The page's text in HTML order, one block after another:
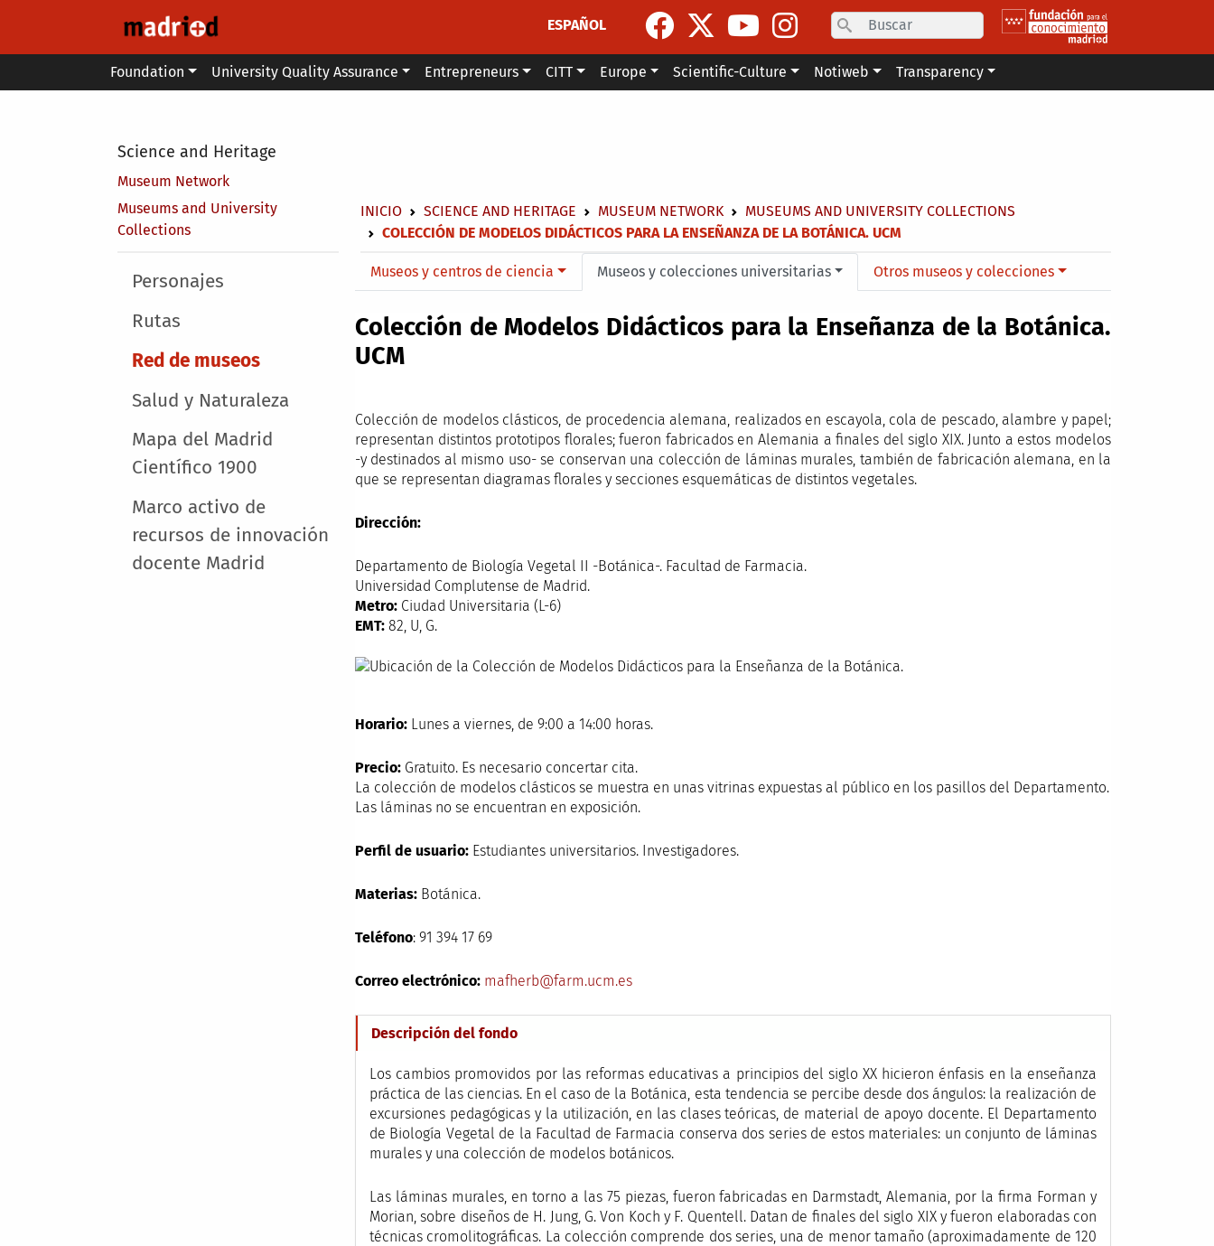
ESPAÑOL
Search
Main menu
Foundation University Quality Assurance Entrepreneurs CITT Europe Scientific-Culture Notiweb Transparency
Science and Heritage
Museum Network
Museums and University
Collections
Breadcrumb
INICIO SCIENCE AND HERITAGE MUSEUM NETWORK
MUSEUMS AND UNIVERSITY COLLECTIONS
COLECCIÓN DE MODELOS DIDÁCTICOS PARA LA ENSEÑANZA DE LA BOTÁNICA. UCM
Main menu
Personajes
Rutas
Red de museos
Salud y Naturaleza
Mapa del Madrid
Científico 1900
Marco activo de
recursos de innovación
docente Madrid
Main menu level 4
Museos y centros de ciencia Museos y colecciones universitarias Otros museos y colecciones
Colección de Modelos Didácticos para la Enseñanza de la Botánica.
UCM
Colección de modelos clásticos, de procedencia alemana, realizados en escayola, cola de pescado, alambre y papel;
representan distintos prototipos florales; fueron fabricados en Alemania a finales del siglo XIX. Junto a estos modelos
-y destinados al mismo uso- se conservan una colección de láminas murales, también de fabricación alemana, en la
que se representan diagramas florales y secciones esquemáticas de distintos vegetales.
Dirección:
Departamento de Biología Vegetal II -Botánica-. Facultad de Farmacia.
Universidad Complutense de Madrid.
Metro: Ciudad Universitaria (L-6)
EMT: 82, U, G.
Horario: Lunes a viernes, de 9:00 a 14:00 horas.
Precio: Gratuito. Es necesario concertar cita.
La colección de modelos clásticos se muestra en unas vitrinas expuestas al público en los pasillos del Departamento.
Las láminas no se encuentran en exposición.
Perfil de usuario: Estudiantes universitarios. Investigadores.
Materias: Botánica.
Teléfono: 91 394 17 69
Correo electrónico: mafherb@farm.ucm.es
Descripción del fondo
Los cambios promovidos por las reformas educativas a principios del siglo XX hicieron énfasis en la enseñanza
práctica de las ciencias. En el caso de la Botánica, esta tendencia se percibe desde dos ángulos: la realización de
excursiones pedagógicas y la utilización, en las clases teóricas, de material de apoyo docente. El Departamento
de Biología Vegetal de la Facultad de Farmacia conserva dos series de estos materiales: un conjunto de láminas
murales y una colección de modelos botánicos.
Las láminas murales, en torno a las 75 piezas, fueron fabricadas en Darmstadt, Alemania, por la firma Forman y
Morian, sobre diseños de H. Jung, G. Von Koch y F. Quentell. Datan de finales del siglo XIX y fueron elaboradas con
técnicas cromolitográficas. La colección comprende dos series, una de menor tamaño (aproximadamente de 120